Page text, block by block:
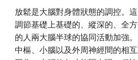
放鬆是大腦對身體狀態的調控。
調節基礎上基礎的、縱深的、全
的人兩大腦半球的協同活動加強
中樞、小腦以及外周神經間的相